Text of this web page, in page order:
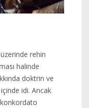
rehin
halinde
doktrin ve
idi. Ancak
konkordato